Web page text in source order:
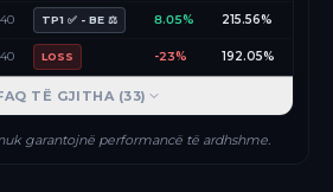
TP1 ✅ - BE ⚖️ 8.05% 215.56%
LOSS -23% 192.05%
TË GJITHA (33)
garantojnë performancë të ardhshme.